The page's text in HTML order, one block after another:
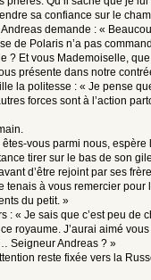
sa confiance sur le
demande : «
de Polaris n’a pas
? Et vous Mademoiselle,
présente dans notre
la politesse : « Je pense
forces sont à l’action
vous parmi nous,
tirer sur le bas de son
d’être rejoint par ses
tenais à vous remercier pour
du petit. »
: « Je sais que c’est peu de
royaume. J’aurai aimé
Seigneur Andreas ? »
reste fixée vers la